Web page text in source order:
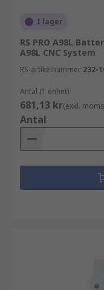
I lager
RS PRO A98L
A98L CNC System
RS-artikelnummer 232-
Antal (1 enhet)
681,13 kr(exkl.
Antal